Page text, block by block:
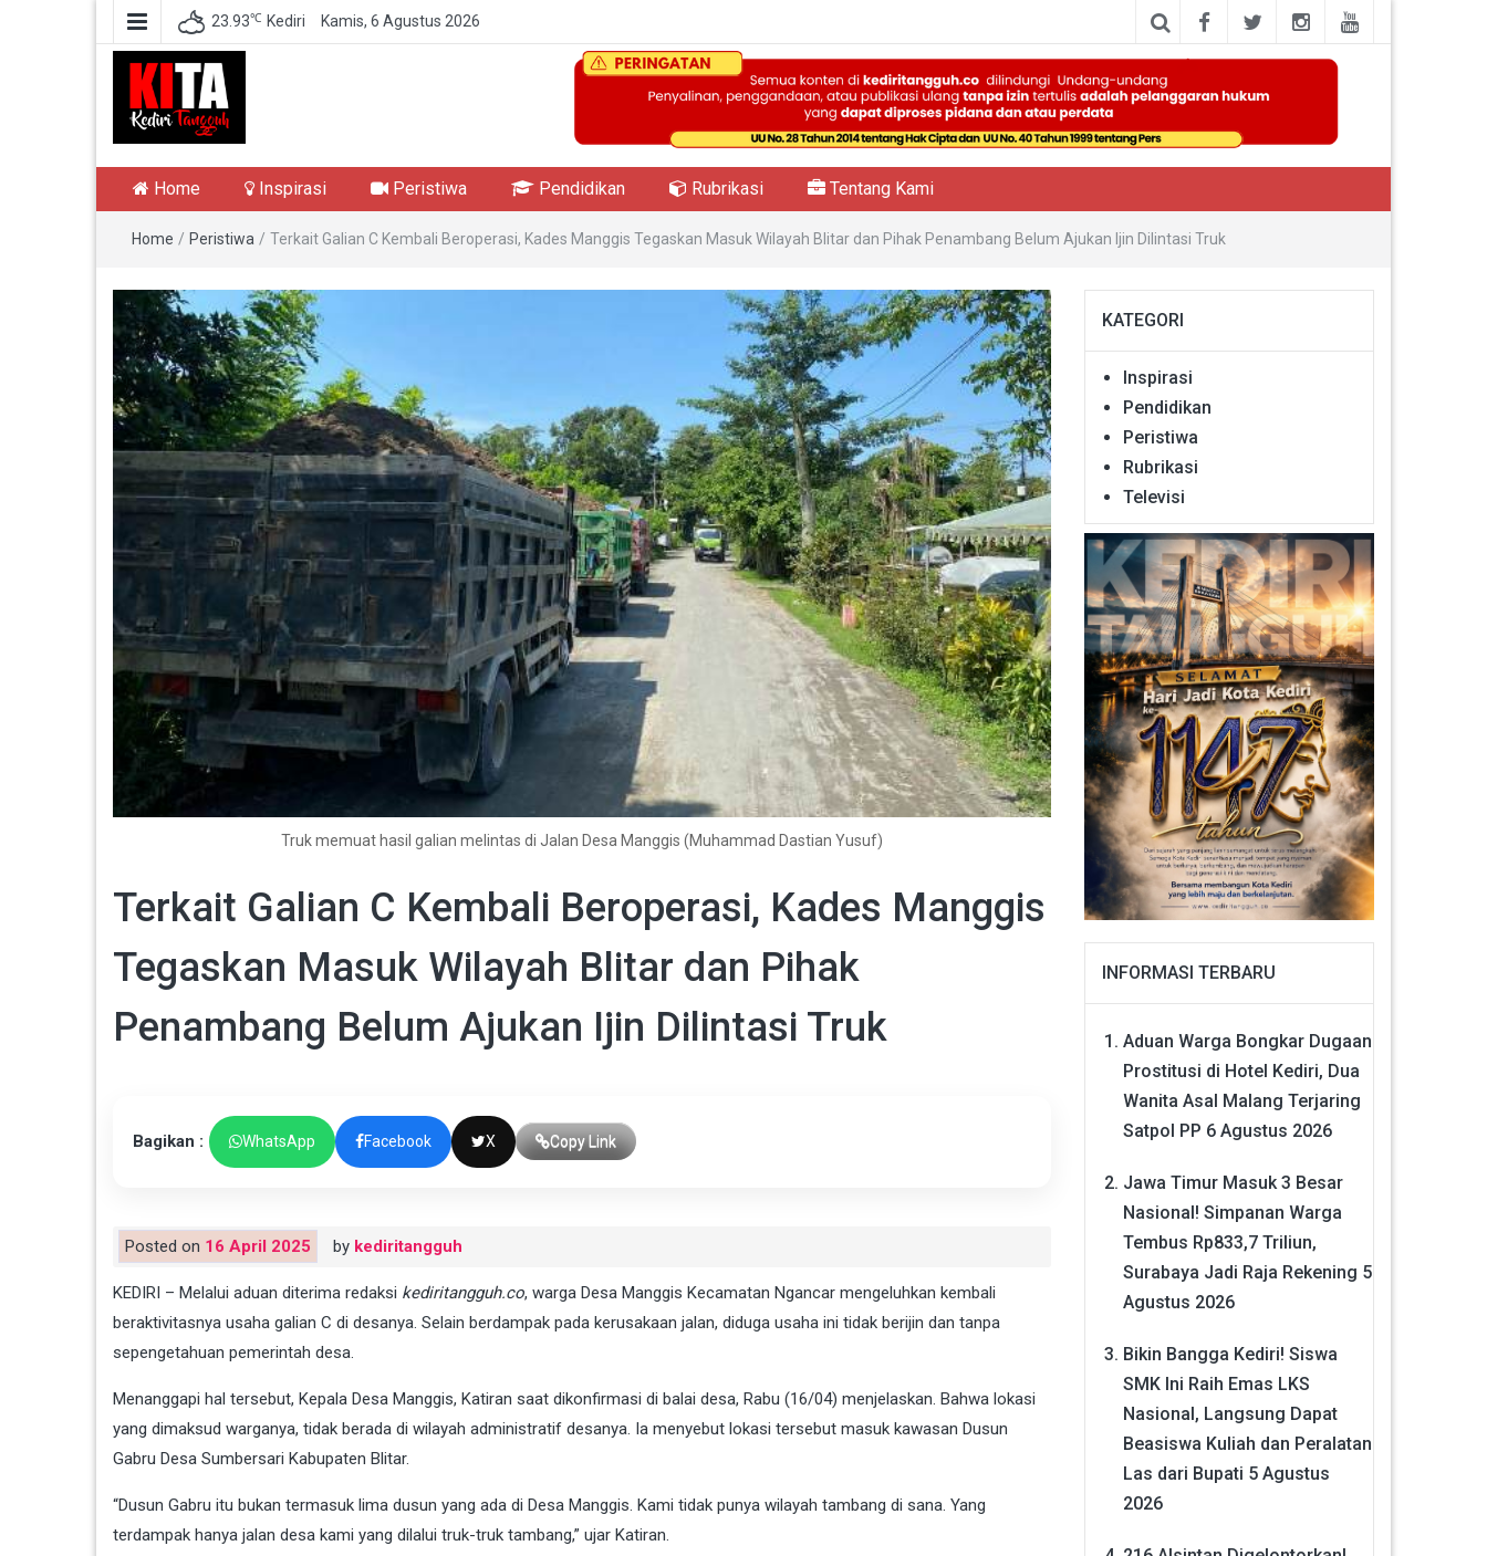
23.93℃ Kediri Kamis, 6 Agustus 2026
Kediri Tangguh
Home Inspirasi Peristiwa Pendidikan Rubrikasi Tentang Kami
Home / Peristiwa / Terkait Galian C Kembali Beroperasi, Kades Manggis Tegaskan Masuk Wilayah Blitar dan Pihak Penambang Belum Ajukan Ijin Dilintasi Truk
Truk memuat hasil galian melintas di Jalan Desa Manggis (Muhammad Dastian Yusuf)
Terkait Galian C Kembali Beroperasi, Kades Manggis
Tegaskan Masuk Wilayah Blitar dan Pihak
Penambang Belum Ajukan Ijin Dilintasi Truk
Bagikan : WhatsApp Facebook X Copy Link
Posted on 16 April 2025 by kediritangguh
KEDIRI – Melalui aduan diterima redaksi kediritangguh.co, warga Desa Manggis Kecamatan Ngancar mengeluhkan kembali
beraktivitasnya usaha galian C di desanya. Selain berdampak pada kerusakaan jalan, diduga usaha ini tidak berijin dan tanpa
sepengetahuan pemerintah desa.
Menanggapi hal tersebut, Kepala Desa Manggis, Katiran saat dikonfirmasi di balai desa, Rabu (16/04) menjelaskan. Bahwa lokasi
yang dimaksud warganya, tidak berada di wilayah administratif desanya. Ia menyebut lokasi tersebut masuk kawasan Dusun
Gabru Desa Sumbersari Kabupaten Blitar.
“Dusun Gabru itu bukan termasuk lima dusun yang ada di Desa Manggis. Kami tidak punya wilayah tambang di sana. Yang
terdampak hanya jalan desa kami yang dilalui truk-truk tambang,” ujar Katiran.
KATEGORI
Inspirasi
Pendidikan
Peristiwa
Rubrikasi
Televisi
INFORMASI TERBARU
Aduan Warga Bongkar Dugaan
Prostitusi di Hotel Kediri, Dua
Wanita Asal Malang Terjaring
Satpol PP 6 Agustus 2026
Jawa Timur Masuk 3 Besar
Nasional! Simpanan Warga
Tembus Rp833,7 Triliun,
Surabaya Jadi Raja Rekening 5
Agustus 2026
Bikin Bangga Kediri! Siswa
SMK Ini Raih Emas LKS
Nasional, Langsung Dapat
Beasiswa Kuliah dan Peralatan
Las dari Bupati 5 Agustus
2026